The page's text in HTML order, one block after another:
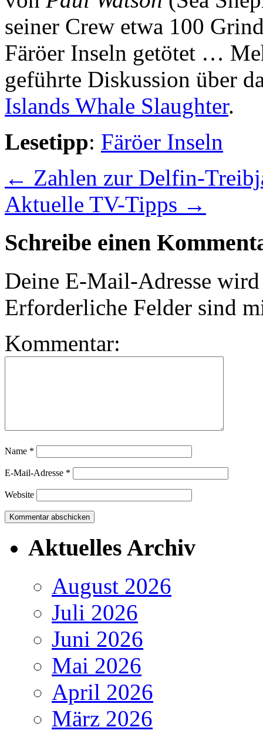
seiner Crew etwa 100
Färöer Inseln getötet …
geführte Diskussion über
Islands Whale Slaughter.
Lesetipp: Färöer Inseln
← Zahlen zur Delfin-
Aktuelle TV-Tipps →
Schreibe einen
Deine E-Mail-Adresse
Erforderliche Felder sind
Kommentar:
Name *
E-Mail-Adresse *
Website
Aktuelles Archiv
August 2026
Juli 2026
Juni 2026
Mai 2026
April 2026
März 2026